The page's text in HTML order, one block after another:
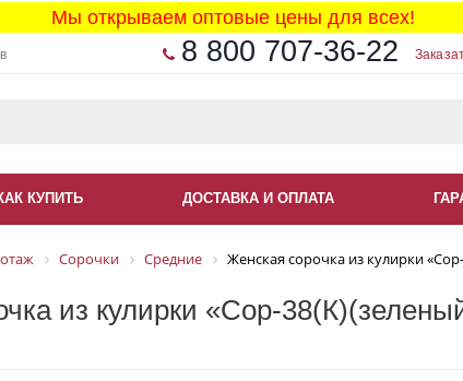
Мы открываем оптовые цены для всех!
8 800 707-36-22
КУПИТЬ ДОСТАВКА И ОПЛАТА
Сорочки Средние Женская сорочка из кулирки
из кулирки «Сор-